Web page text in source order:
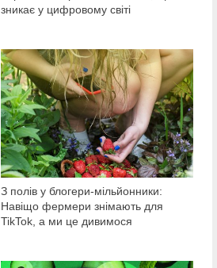
зникає у цифровому світі
З полів у блогери-мільйонники:
Навіщо фермери знімають для
TikTok, а ми це дивимося
7 321